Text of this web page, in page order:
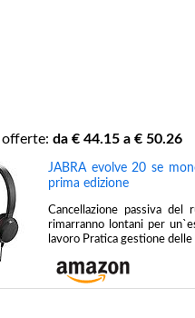
offerte: da € 44.15 a € 50.26
JABRA evolve 20 se
prima edizione
Cancellazione passiva
rimarranno lontani per
lavoro Pratica gestione